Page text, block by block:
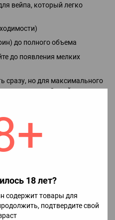
18 лет?
содержит товары для
подтвердите свой
вейпа, который легко
до полного объема
до появления мелких
сразу, но для максимального
настоять до 2 дней.
для вейпа